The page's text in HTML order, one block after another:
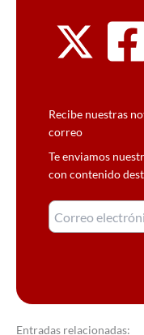
Recibe nuestras
correo
Te enviamos
con contenido
Entradas relacionadas: